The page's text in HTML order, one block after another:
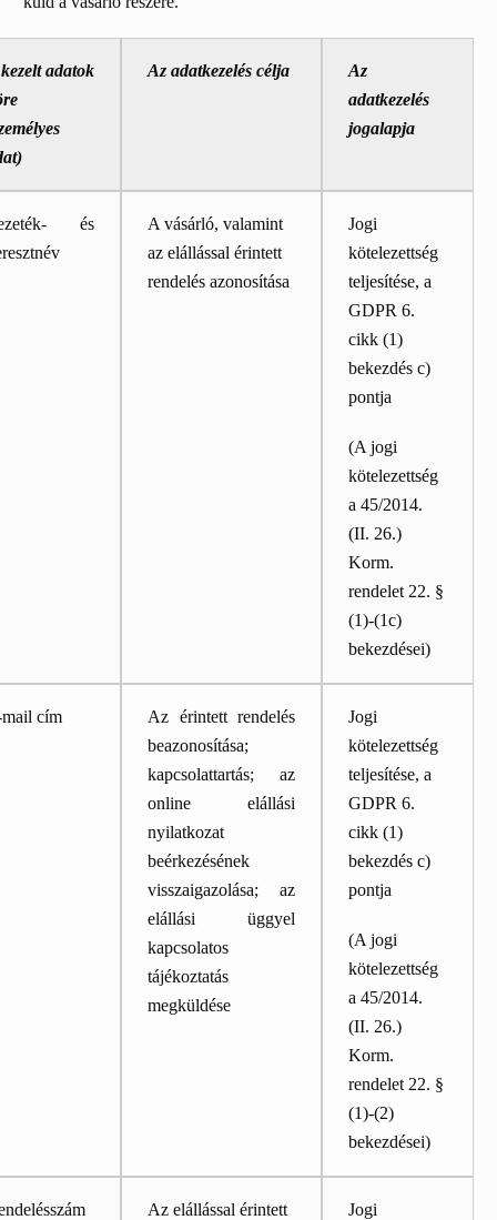
adatok
Az adatkezelés célja
Az
adatkezelés
jogalapja
és
A vásárló, valamint
az elállással érintett
rendelés azonosítása
Jogi
kötelezettség
teljesítése, a
GDPR 6.
cikk (1)
bekezdés c)
pontja
(A jogi
kötelezettség
a 45/2014.
(II. 26.)
Korm.
rendelet 22. §
(1)-(1c)
bekezdései)
cím
Az érintett rendelés
beazonosítása;
kapcsolattartás; az
online elállási
nyilatkozat
beérkezésének
visszaigazolása; az
elállási üggyel
kapcsolatos
tájékoztatás
megküldése
Jogi
kötelezettség
teljesítése, a
GDPR 6.
cikk (1)
bekezdés c)
pontja
(A jogi
kötelezettség
a 45/2014.
(II. 26.)
Korm.
rendelet 22. §
(1)-(2)
bekezdései)
Az elállással érintett
Jogi